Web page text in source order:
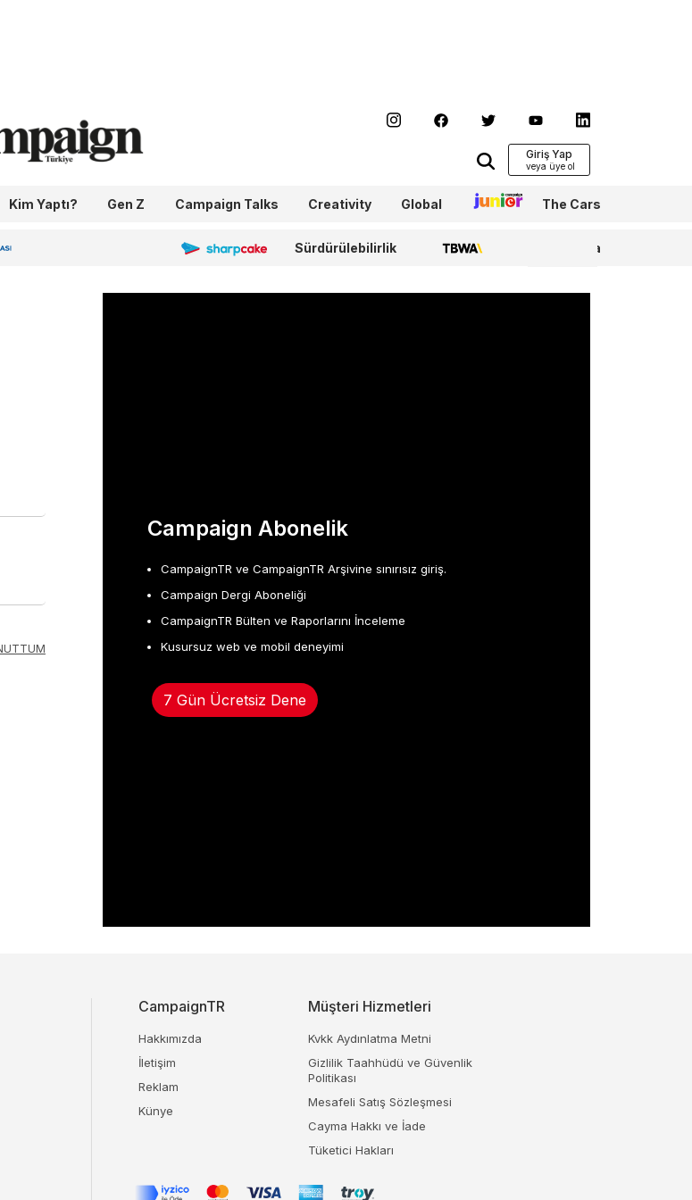
Giriş Yap
Kim Yaptı? Gen Z Campaign Talks Creativity Global Junior The Cars
Sharpcake Sürdürülebilirlik TBWA WPP Media
Campaign Abonelik
CampaignTR ve CampaignTR Arşivine sınırısız giriş.
Campaign Dergi Aboneliği
CampaignTR Bülten ve Raporlarını İnceleme
Kusursuz web ve mobil deneyimi
7 Gün Ücretsiz Dene
CampaignTR
Hakkımızda
İletişim
Reklam
Künye
Müşteri Hizmetleri
Kvkk Aydınlatma Metni
Gizlilik Taahhüdü ve Güvenlik
Politikası
Mesafeli Satış Sözleşmesi
Cayma Hakkı ve İade
Tüketici Hakları